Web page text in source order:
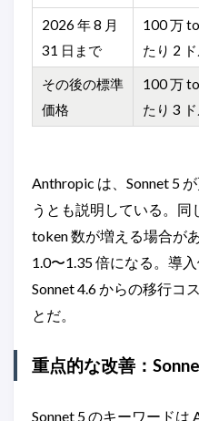
2026 年 8 月
31 日まで
100 万
たり 2
その後の標準
価格
100 万
たり 3
Anthropic は、Sonnet 5
うとも説明している。同
token 数が増える場合が
1.0〜1.35 倍になる。導
Sonnet 4.6 からの移行コ
とだ。
重点的な改善：
Sonnet 5 のキーワードは